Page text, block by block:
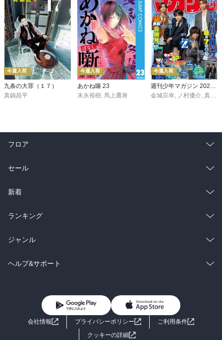
今週入荷
九条の大罪（１７）
真鍋昌平
今週入荷
あかね噺 23
末永裕樹, 馬上鷹将
今週入荷
週刊少年マガジン 2026年36・37号[2026年8月5日発売]
金城宗幸, ノ村優介, 真島ヒロ
フロア
総合
ラノベ
雑誌・グラビア
BL・TL
セール
総合
ラノベ
雑誌・グラビア
BL・TL
新着
総合
ラノベ
雑誌・グラビア
ランキング
総合
ラノベ
ジャンル
コミック
ライトノベル 男子向けラノベ
小説
ヘルプ&サポート
よくあるご質問 お問い合わせ
会社情報 プライバシーポリシー
ご利用条件
クッキーの詳細